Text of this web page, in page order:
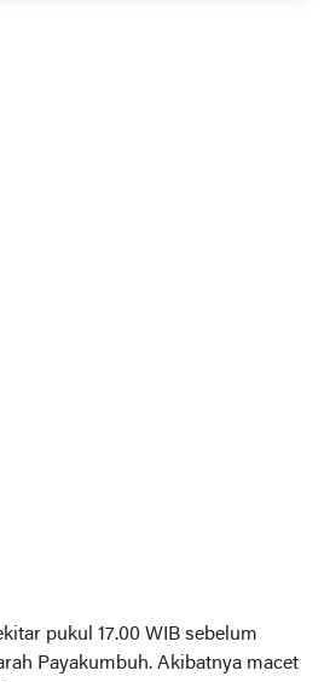
pukul 17.00 WIB sebelum
Payakumbuh. Akibatnya macet